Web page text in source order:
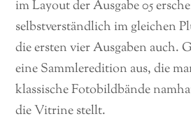
im Layout der Ausgabe 05
selbstverständlich im gleichen
die ersten vier Ausgaben auch.
eine Sammleredition aus, die
klassische Fotobildbände
die Vitrine stellt.